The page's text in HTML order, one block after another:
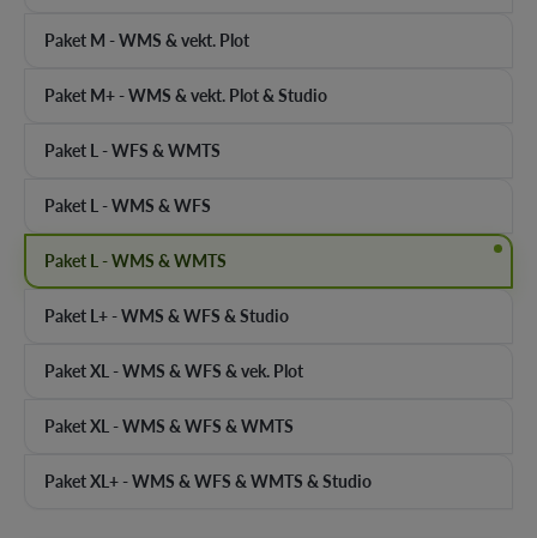
Paket M - WMS & vekt. Plot
Paket M+ - WMS & vekt. Plot & Studio
Paket L - WFS & WMTS
Paket L - WMS & WFS
Paket L - WMS & WMTS
Paket L+ - WMS & WFS & Studio
Paket XL - WMS & WFS & vek. Plot
Paket XL - WMS & WFS & WMTS
Paket XL+ - WMS & WFS & WMTS & Studio